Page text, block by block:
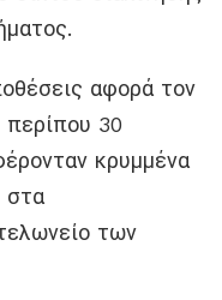
αφορά τον
περίπου 30
κρυμμένα
στα
των